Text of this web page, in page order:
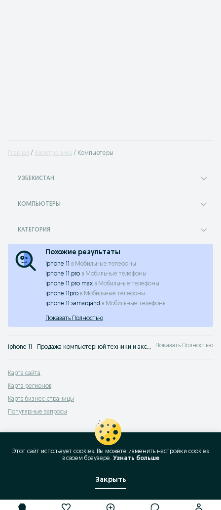
Главная Электроника Компьютеры
УЗБЕКИСТАН
КОМПЬЮТЕРЫ
КАТЕГОРИЯ
Похожие результаты
iphone 11 в Мобильные телефоны
iphone 11 pro в Мобильные телефоны
iphone 11 pro max в Мобильные телефоны
iphone 11pro в Мобильные телефоны
iphone 11 samarqand в Мобильные телефоны
Показать Полностью
iphone 11 - Продажа компьютерной техники и аксесуаров в Узбекистане ✔️ Большой выбор товаров по привлекательным ценам ☝ Покупайте выгодно на OLX.uz! Показать Полностью
Карта сайта
Карта регионов
Карта бизнес-страницы
Популярные запросы
Этот сайт использует cookies. Вы можете изменить настройки cookies
в своeм браузере. Узнать больше
Закрыть